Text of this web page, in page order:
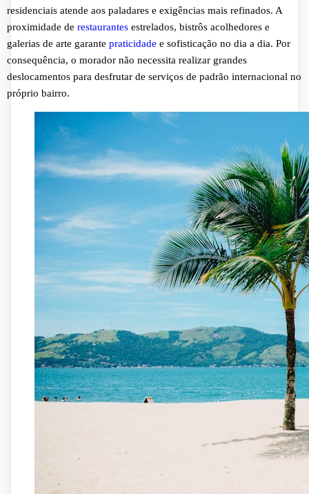
residenciais atende aos paladares e exigências mais refinados. A
proximidade de restaurantes estrelados, bistrôs acolhedores e
galerias de arte garante praticidade e sofisticação no dia a dia. Por
consequência, o morador não necessita realizar grandes
deslocamentos para desfrutar de serviços de padrão internacional no
próprio bairro.